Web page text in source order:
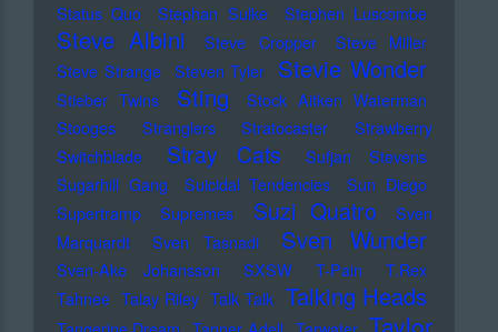
Status Quo
Stephan Sulke Stephen Luscombe
Steve Albini Steve Cropper
Steve Miller
Steve Strange Steven Tyler Stevie Wonder
Stieber Twins Sting
Stock Aitken Waterman
Stooges
Stranglers Stratocaster
Strawberry
Switchblade
Stray Cats
Sufjan Stevens
Sugarhill Gang
Suicidal Tendencies
Sun Diego
Supertramp
Supremes Suzi Quatro
Sven
Marquardt
Sven Tasnadi Sven Wunder
Sven-Ake Johansson SXSW T-Pain
T.Rex
Tahnee Talay Riley Talk Talk Talking Heads